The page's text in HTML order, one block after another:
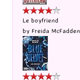
Le boyfriend
by Freida McFadden